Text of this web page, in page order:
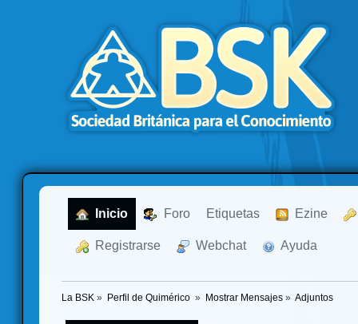
Inicio Foro Etiquetas Ezine
Registrarse Webchat Ayuda
La BSK » Perfil de Quimérico » Mostrar Mensajes» Adjuntos